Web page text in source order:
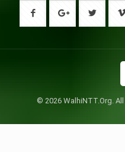
© 2026 WalhiNTT.Org. All